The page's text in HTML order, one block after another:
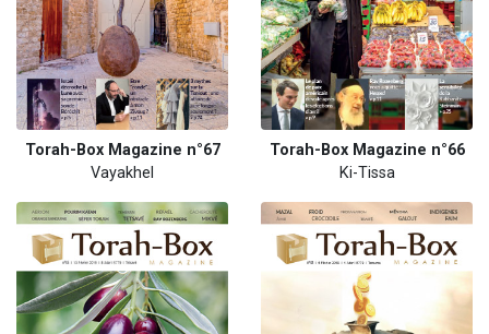
Torah-Box Magazine n°67
Vayakhel
Torah-Box Magazine n°66
Ki-Tissa